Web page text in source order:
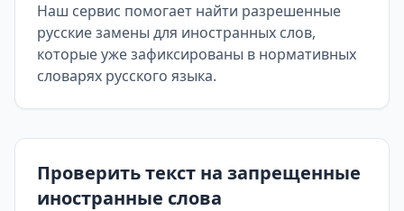
Наш сервис помогает найти разрешенные
русские замены для иностранных слов,
которые уже зафиксированы в нормативных
словарях русского языка.
Проверить текст на запрещенные
иностранные слова